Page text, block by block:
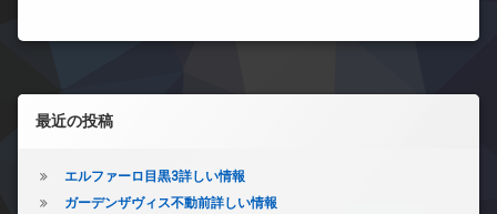
左サイドバー
最近の投稿
エルファーロ目黒3詳しい情報
ガーデンザヴィス不動前詳しい情報